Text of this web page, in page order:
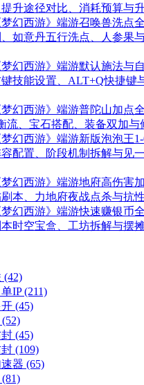
升途径对比、消耗预算与
梦幻西游》端游召唤兽洗点
、如意丹五行洗点、人参果
梦幻西游》端游默认施法与
技能设置、ALT+Q快捷键
梦幻西游》端游普陀山加点
流、宝石搭配、装备双加与
梦幻西游》端游新版泡泡王
配置、阶段机制拆解与见
梦幻西游》端游地府高伤害
本、力地府夜战点杀与抗
梦幻西游》端游快速赚银币
时空宝盒、工坊拆解与摆
(42)
IP(211)
(45)
(52)
(45)
(109)
器 (65)
(81)